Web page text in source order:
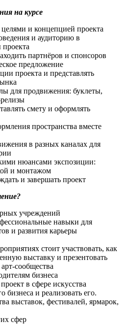
на курсе
целями и концепцией проекта
и аудиторию в
проекта
партнёров и спонсоров
предложение
проекта и представлять
для продвижения: буклеты,
смету и оформлять
пространства вместе
в разных каналах для
нюансами экспозиции:
и монтажом
и завершать проект
учреждений
навыки для
и развития карьеры
стоит участвовать, как
выставку и презентовать
сообщества
бизнеса
в сфере искусства
бизнеса и реализовать его.
выставок, фестивалей, ярмарок,
сфер